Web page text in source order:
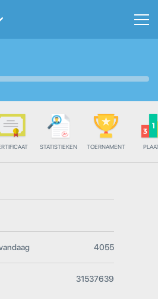
STATISTIEKEN TOERNAMENT
4055
31537639